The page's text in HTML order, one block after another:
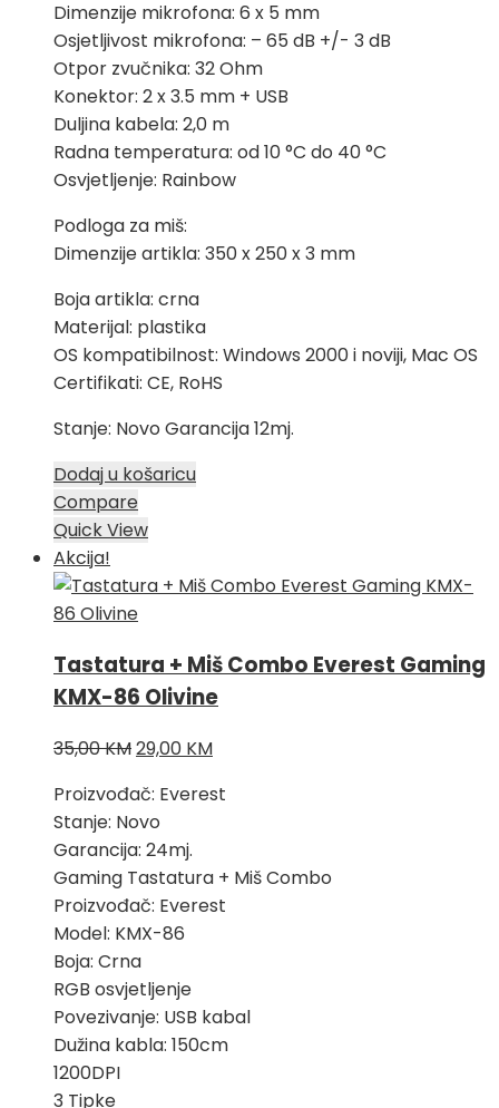
Dimenzije mikrofona: 6 x 5 mm
Osjetljivost mikrofona: – 65 dB +/- 3 dB
Otpor zvučnika: 32 Ohm
Konektor: 2 x 3.5 mm + USB
Duljina kabela: 2,0 m
Radna temperatura: od 10 °C do 40 °C
Osvjetljenje: Rainbow
Podloga za miš:
Dimenzije artikla: 350 x 250 x 3 mm
Boja artikla: crna
Materijal: plastika
OS kompatibilnost: Windows 2000 i noviji, Mac OS
Certifikati: CE, RoHS
Stanje: Novo Garancija 12mj.
Dodaj u košaricu
Compare
Quick View
Akcija!
Tastatura + Miš Combo Everest Gaming
KMX-86 Olivine
35,00KMIzvorna
bila
je:
35,00 KM.
29,00 KMTrenutna
je:
Proizvođač: Everest
Stanje: Novo
Garancija: 24mj.
Gaming Tastatura + Miš Combo
Proizvođač: Everest
Model: KMX-86
Boja: Crna
RGB osvjetljenje
Povezivanje: USB kabal
Dužina kabla: 150cm
1200DPI
3 Tipke